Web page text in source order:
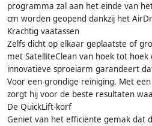
programma zal aan het einde van
cm worden geopend dankzij het
Krachtig vaatassen
Zelfs dicht op elkaar geplaatste of
met SatelliteClean van hoek tot hoek
innovatieve sproeiarm garandeert
Voor een grondige reiniging. Met
zorgt hij voor de beste resultaten
De QuickLift-korf
Geniet van het efficiënte gemak dat